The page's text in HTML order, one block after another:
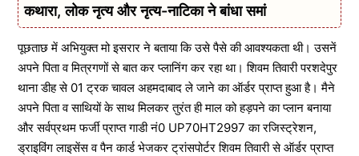
कथारा, लोक नृत्य और नृत्य-नाटिका ने बांधा समां
पूछताछ में अभियुक्त मो इसरार ने बताया कि उसे पैसे की आवश्यकता थी। उसनें
अपने पिता व मित्रगणों से बात कर प्लानिंग कर रहा था। शिवम तिवारी परशदेपुर
थाना डीह से 01 ट्रक चावल अहमदाबाद ले जाने का ऑर्डर प्राप्त हुआ है। मैने
अपने पिता व साथियों के साथ मिलकर तुरंत ही माल को हड़पने का प्लान बनाया
और सर्वप्रथम फर्जी प्राप्त गाडी नं0 UP70HT2997 का रजिस्ट्रेशन,
ड्राइविंग लाइसेंस व पैन कार्ड भेजकर ट्रांसपोर्टर शिवम तिवारी से ऑर्डर प्राप्त